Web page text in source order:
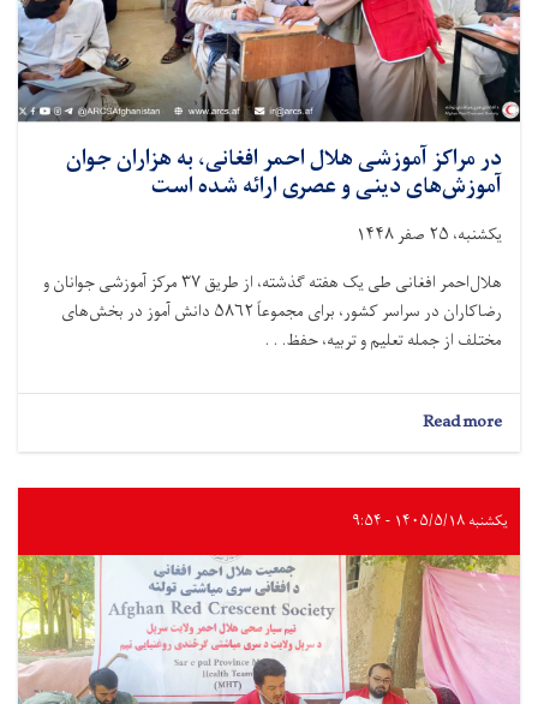
در مراکز آموزشی هلال احمر افغانی، به هزاران جوان
آموزش‌های دینی و عصری ارائه شده است
یکشنبه، ۲۵ صفر ۱۴۴۸
هلال‌احمر افغانی طی یک هفته گذشته، از طریق ۳۷ مرکز آموزشی جوانان و
رضاکاران در سراسر کشور، برای مجموعاً ۵۸۶۲ دانش آموز در بخش‌های
مختلف از جمله تعلیم و تربیه، حفظ. . .
Read more
در
آموزشی
هلال
افغانی،
به
هزاران
جوان
آموزش‌های
دینی
یکشنبه ۱۴۰۵/۵/۱۸ - ۹:۵۴